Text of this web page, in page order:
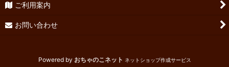
パンフ（洋画）ア行
パンフ（洋画）カ行
ご利用案内
お問い合わせ
Powered by おちゃのこネット ネットショップ作成サービス